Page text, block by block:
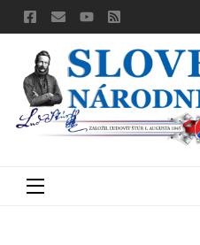
Skip
to
content
Menu